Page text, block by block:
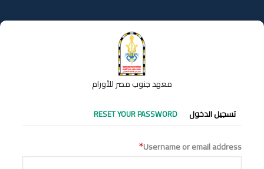
إلى
المحتوى
معهد جنوب مصر للأورام
التبويبات
الأساسية
تسجيل الدخول RESET YOUR PASSWORD
Username or email address